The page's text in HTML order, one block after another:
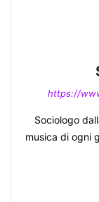
https://
Sociologo
musica di ogni